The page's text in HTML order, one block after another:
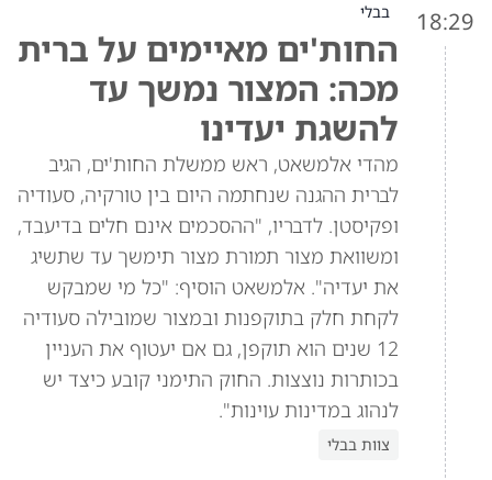
18:29 בבלי
החות'ים מאיימים על ברית
מכה: המצור נמשך עד
להשגת יעדינו
מהדי אלמשאט, ראש ממשלת החות'ים, הגיב
לברית ההגנה שנחתמה היום בין טורקיה, סעודיה
ופקיסטן. לדבריו, "ההסכמים אינם חלים בדיעבד,
ומשוואת מצור תמורת מצור תימשך עד שתשיג
את יעדיה". אלמשאט הוסיף: "כל מי שמבקש
לקחת חלק בתוקפנות ובמצור שמובילה סעודיה
12 שנים הוא תוקפן, גם אם יעטוף את העניין
בכותרות נוצצות. החוק התימני קובע כיצד יש
לנהוג במדינות עוינות".
צוות בבלי